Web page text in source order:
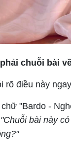
chuỗi bài
rõ điều này
"Bardo -
"Chuỗi bài này